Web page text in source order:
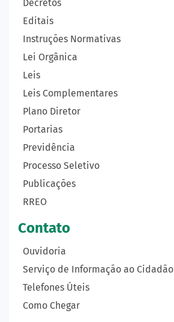
Decretos
Editais
Instruções Normativas
Lei Orgânica
Leis
Leis Complementares
Plano Diretor
Portarias
Previdência
Processo Seletivo
Publicações
RREO
Contato
Ouvidoria
Serviço de Informação ao Cidadão
Telefones Úteis
Como Chegar